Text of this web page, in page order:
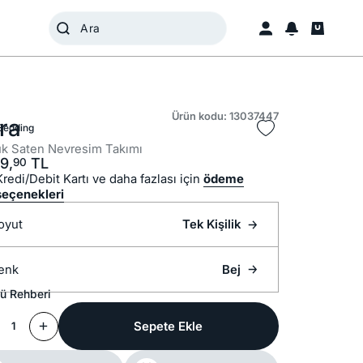
Ürün kodu: 13037447
Saten Nevresim Takımı
90 TL
Debit Kartı ve daha fazlası için ödeme
Tek Kişilik
Bej
Rehberi
1 Sepete Ekle